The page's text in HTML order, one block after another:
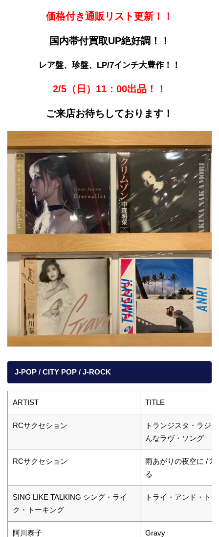
価格付き通販リスト更新！！
国内帯付買取UP絶好調！！
レア盤、珍盤、LP/7インチ大豊作！！
2/5（日）11：00出品！！
ご来店お待ちしております！
J-POP / CITY POP / J-ROCK
ARTIST TITLE
RCサクセション
トランジスタ・ラジ
んなラヴ・ソング
RCサクセション
雨あがりの夜空に /
る
SING LIKE TALKING シング・ライ
ク・トーキング
トライ・アンド・ト
阿川泰子 Gravy